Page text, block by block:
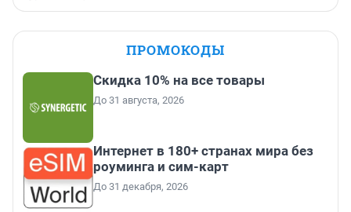
ПРОМОКОДЫ
Скидка 10% на все товары
До 31 августа, 2026
Интернет в 180+ странах мира без
роуминга и сим-карт
До 31 декабря, 2026